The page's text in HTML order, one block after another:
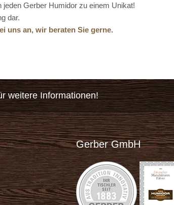
Gerber Humidor zu einem Unikat!
dar.
uns an, wir beraten Sie gerne.
weitere Informationen!
Gerber GmbH